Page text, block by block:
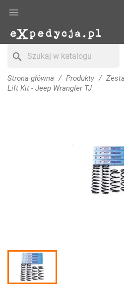

search
Strona główna Produkty
Lift Kit - Jeep Wrangler TJ